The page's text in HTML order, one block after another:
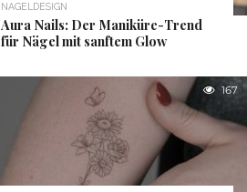
NAGELDESIGN
Aura Nails: Der Maniküre-Trend
für Nägel mit sanftem Glow
167